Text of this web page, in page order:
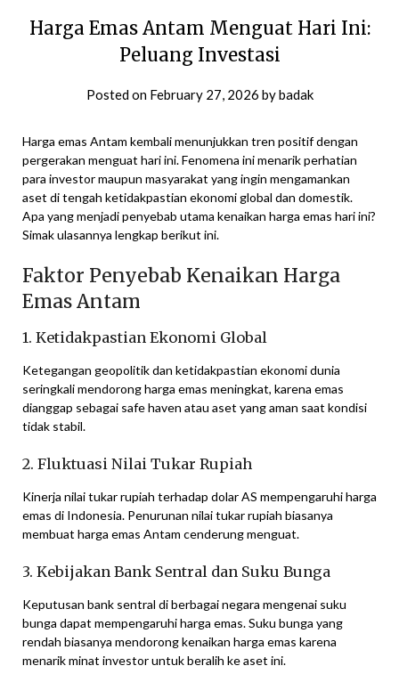
Harga Emas Antam Menguat Hari Ini:
Peluang Investasi
Posted on February 27, 2026 bybadak
Harga emas Antam kembali menunjukkan tren positif dengan
pergerakan menguat hari ini. Fenomena ini menarik perhatian
para investor maupun masyarakat yang ingin mengamankan
aset di tengah ketidakpastian ekonomi global dan domestik.
Apa yang menjadi penyebab utama kenaikan harga emas hari ini?
Simak ulasannya lengkap berikut ini.
Faktor Penyebab Kenaikan Harga
Emas Antam
1. Ketidakpastian Ekonomi Global
Ketegangan geopolitik dan ketidakpastian ekonomi dunia
seringkali mendorong harga emas meningkat, karena emas
dianggap sebagai safe haven atau aset yang aman saat kondisi
tidak stabil.
2. Fluktuasi Nilai Tukar Rupiah
Kinerja nilai tukar rupiah terhadap dolar AS mempengaruhi harga
emas di Indonesia. Penurunan nilai tukar rupiah biasanya
membuat harga emas Antam cenderung menguat.
3. Kebijakan Bank Sentral dan Suku Bunga
Keputusan bank sentral di berbagai negara mengenai suku
bunga dapat mempengaruhi harga emas. Suku bunga yang
rendah biasanya mendorong kenaikan harga emas karena
menarik minat investor untuk beralih ke aset ini.